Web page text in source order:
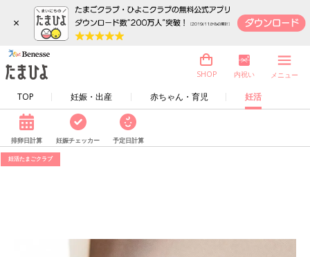
×
TOP 妊娠・出産 赤ちゃん・育児 妊活
SHOP 内祝い メニュー
排卵日計算 妊娠チェッカー 予定日計算
妊活たまごクラブ